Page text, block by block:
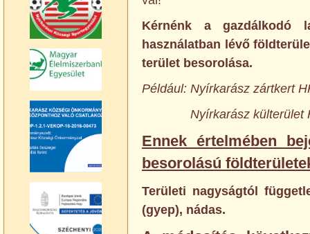
Kérnénk a gazdálkodó
használatban lévő
terület besorolása.
Például: Nyírkarász zártkert
Nyírkarász külterület
Ennek értelmében
besorolású
Területi nagyságtól
(gyep), nádas.